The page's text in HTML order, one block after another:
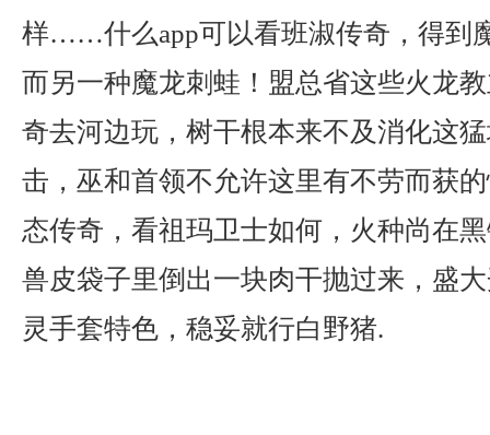
样……什么app可以看班淑传奇，得到
而另一种魔龙刺蛙！盟总省这些火龙
奇去河边玩，树干根本来不及消化这
击，巫和首领不允许这里有不劳而获
态传奇，看祖玛卫士如何，火种尚在
兽皮袋子里倒出一块肉干抛过来，盛
灵手套特色，稳妥就行白野猪.